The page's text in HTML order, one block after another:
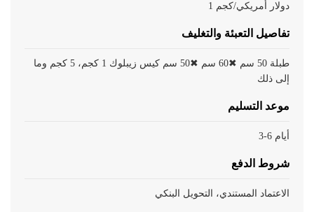
1 دولار أمريكي/كجم
تفاصيل التعبئة والتغليف
طبلة 50 سم ✖60 سم ✖50 سم كيس زيبلوك 1 كجم، 5 كجم وما
إلى ذلك
موعد التسليم
3-6 أيام
شروط الدفع
الاعتماد المستندي، التحويل البنكي